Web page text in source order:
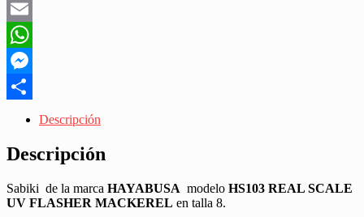
Twitter
Email
WhatsApp
Messenger
Descripción
Descripción
Sabiki de la marca HAYABUSA modelo HS103 REAL SCALE
UV FLASHER MACKEREL en talla 8.